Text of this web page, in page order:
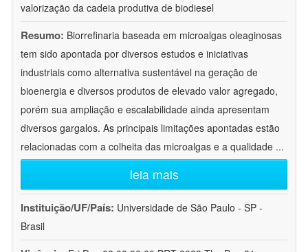
valorização da cadeia produtiva de biodiesel
Resumo: Biorrefinaria baseada em microalgas oleaginosas
tem sido apontada por diversos estudos e iniciativas
industriais como alternativa sustentável na geração de
bioenergia e diversos produtos de elevado valor agregado,
porém sua ampliação e escalabilidade ainda apresentam
diversos gargalos. As principais limitações apontadas estão
relacionadas com a colheita das microalgas e a qualidade ...
leia mais
Instituição/UF/País: Universidade de São Paulo - SP -
Brasil